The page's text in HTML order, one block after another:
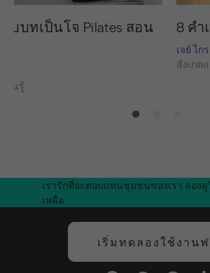
รับบทเป็นโจ Pilates สอน
ยนรู้
8 ค
เจย์ ไก
สังเกต
เรารักที่จะตอบแทนชุมชนของเรา ลองดู
เหลือ
เริ่มทดลองใช้งานฟ